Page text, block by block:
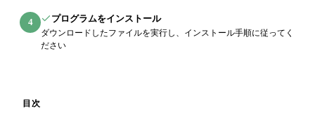
4 プログラムをインストール
ダウンロードしたファイルを実行し、インストール手順に従ってく
ださい
目次